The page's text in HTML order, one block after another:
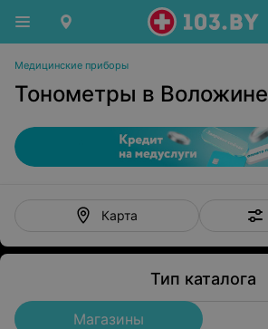
Медицинские приборы
Тонометры в Воложине
Карта
Тип каталога
Магазины